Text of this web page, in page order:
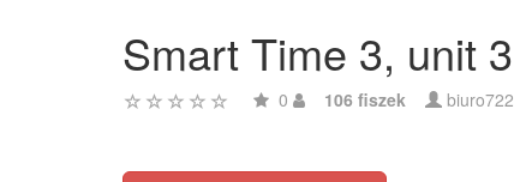
Smart Time 3, unit 3
0 106 fiszek biuro722